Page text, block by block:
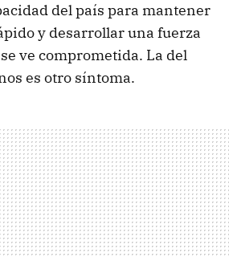
del país para mantener
y desarrollar una fuerza
ve comprometida. La del
es otro síntoma.